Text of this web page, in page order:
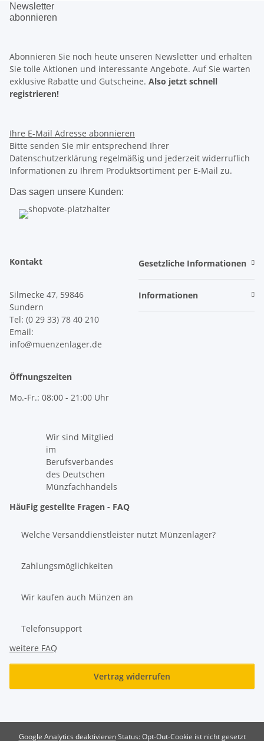
Newsletter
abonnieren
Abonnieren Sie noch heute unseren Newsletter und erhalten
Sie tolle Aktionen und interessante Angebote. Auf Sie warten
exklusive Rabatte und Gutscheine. Also jetzt schnell
registrieren!
Ihre E-Mail Adresse abonnieren
Bitte senden Sie mir entsprechend Ihrer
Datenschutzerklärung regelmäßig und jederzeit widerruflich
Informationen zu Ihrem Produktsortiment per E-Mail zu.
Das sagen unsere Kunden:
Kontakt
Silmecke 47, 59846
Sundern
Tel: (0 29 33) 78 40 210
Email:
info@muenzenlager.de
Öffnungszeiten
Mo.-Fr.: 08:00 - 21:00 Uhr
Wir sind Mitglied
im
Berufsverbandes
des Deutschen
Münzfachhandels
Gesetzliche Informationen
Informationen
HäuFig gestellte Fragen - FAQ
Welche Versanddienstleister nutzt Münzenlager?
Zahlungsmöglichkeiten
Wir kaufen auch Münzen an
Telefonsupport
weitere FAQ
Vertrag widerrufen
Google Analytics deaktivieren Status: Opt-Out-Cookie ist nicht gesetzt